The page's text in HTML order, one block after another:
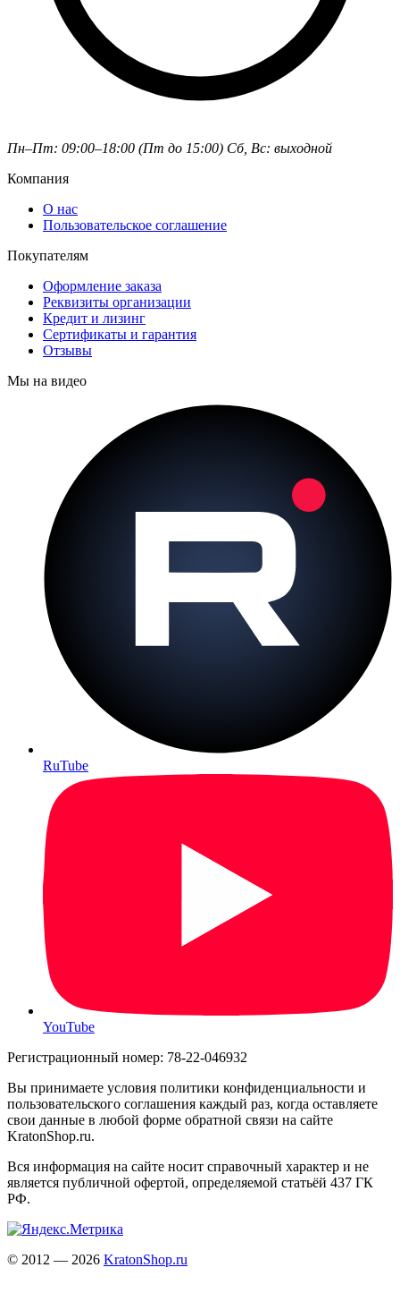
Пн–Пт: 09:00–18:00 (Пт до 15:00) Сб, Вс: выходной
Компания
О нас
Пользовательское соглашение
Покупателям
Оформление заказа
Реквизиты организации
Кредит и лизинг
Сертификаты и гарантия
Отзывы
Мы на видео
RuTube
YouTube
Регистрационный номер: 78-22-046932
Вы принимаете условия политики конфиденциальности и
пользовательского соглашения каждый раз, когда оставляете
свои данные в любой форме обратной связи на сайте
KratonShop.ru.
Вся информация на сайте носит справочный характер и не
является публичной офертой, определяемой статьёй 437 ГК
РФ.
© 2012 — 2026 KratonShop.ru